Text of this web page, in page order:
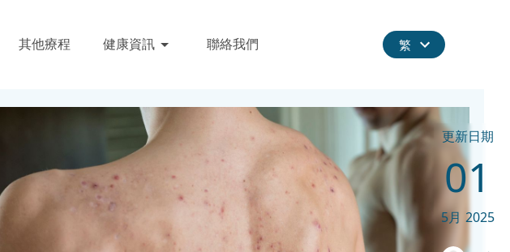
更新日期
01
5月 2025
其他療程 健康資訊 聯絡我們 繁